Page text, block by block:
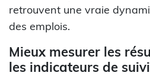
retrouvent une vraie
des emplois.
Mieux mesurer les
les indicateurs de suivi